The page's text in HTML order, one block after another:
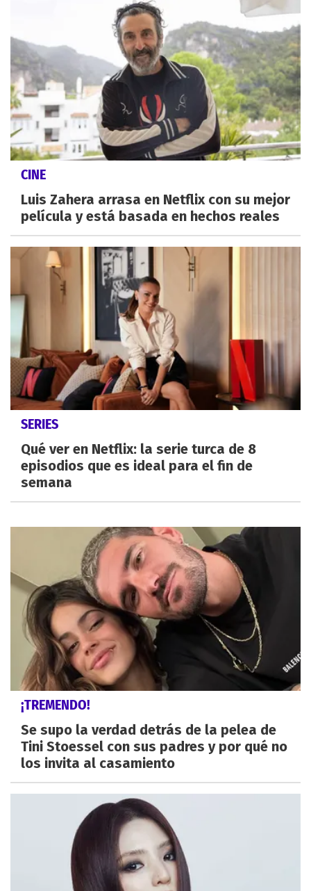
CINE
Luis Zahera arrasa en Netflix con su mejor
película y está basada en hechos reales
SERIES
Qué ver en Netflix: la serie turca de 8
episodios que es ideal para el fin de
semana
¡TREMENDO!
Se supo la verdad detrás de la pelea de
Tini Stoessel con sus padres y por qué no
los invita al casamiento